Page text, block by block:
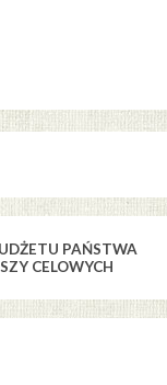
PAŃSTWA
CELOWYCH